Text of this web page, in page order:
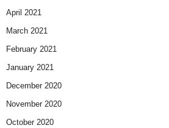
April 2021
March 2021
February 2021
January 2021
December 2020
November 2020
October 2020